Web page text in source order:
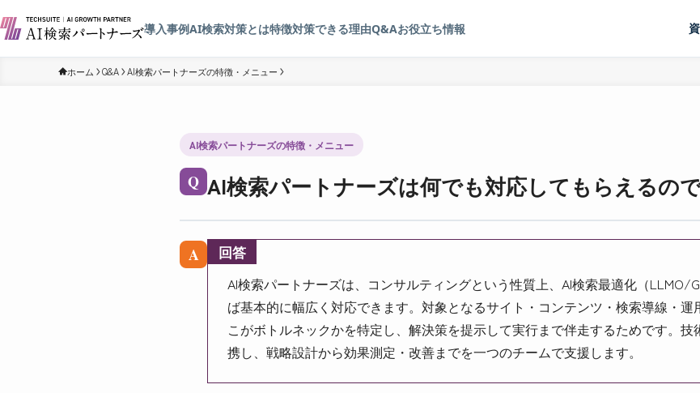
導入事例AI検索対策とは特徴対策できる理由Q&Aお役立ち情報
ホーム Q&A AI検索パートナーズの特徴・メニュー
AI検索パートナーズの特徴・メニュー
Q AI検索パートナーズは何でも対応してもらえるの
A 回答
AI検索パートナーズは、コンサルティングという性質上、AI検索最適化（LLMO/
ば基本的に幅広く対応できます。対象となるサイト・コンテンツ・検索導線・
こがボトルネックかを特定し、解決策を提示して実行まで伴走するためです。
携し、戦略設計から効果測定・改善までを一つのチームで支援します。